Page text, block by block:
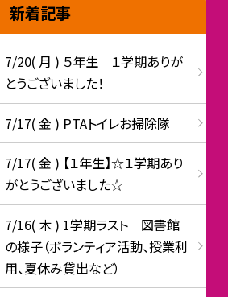
新着記事
7/20( 月 ) ５年生 １学期ありが
とうございました！
7/17( 金 ) PTAトイレお掃除隊
7/17( 金 ) 【１年生】☆１学期あり
がとうございました☆
7/16( 木 ) 1学期ラスト 図書館
の様子（ボランティア活動、授業利
用、夏休み貸出など）